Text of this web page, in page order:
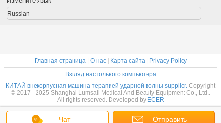
Чат Отправить
Russian
Главная страница| О нас| Карта сайта|
Privacy Policy
Взгляд настольного компьютера
КИТАЙ внекорпусная машина терапией ударной волны supplier. Copyright
© 2017 - 2025 Shanghai Lumsail Medical And Beauty Equipment Co., Ltd..
All rights reserved. Developed by ECER